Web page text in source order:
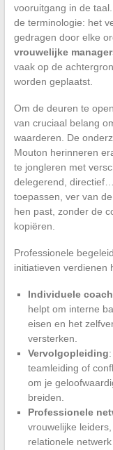
vooruitgang in de
de terminologie: het
gedragen door elke
vrouwelijke
vaak op de
worden geplaatst.
Om de deuren te
van cruciaal belang
waarderen. De
Mouton herinneren
te jongleren met
delegerend,
toepassen, ver van
hen past, zonder de
kopiëren.
Professionele
initiatieven verdienen
Individuele
helpt om interne
eisen en het
versterken.
Vervolgopleiding
teamleiding of
om je
breiden.
Professionele
vrouwelijke
relationele